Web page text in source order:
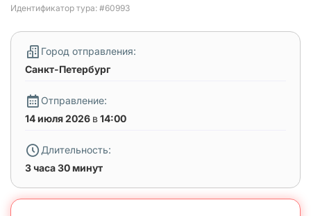
Идентификатор тура: #60993
Город отправления:
Санкт-Петербург
Отправление:
14 июля 2026 в14:00
Длительность:
3 часа 30 минут